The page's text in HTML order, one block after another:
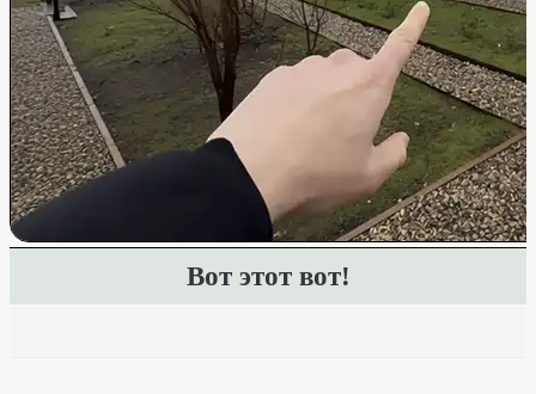
Вот этот вот!